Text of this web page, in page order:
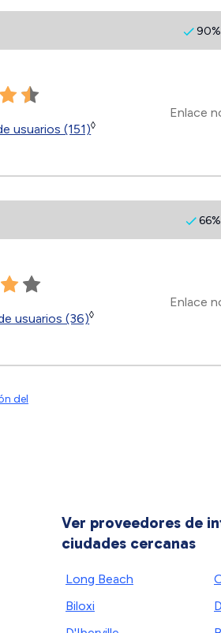
usuarios (151)◊
Enlace
usuarios (36)◊
Enlace
del
Ver proveedores de
ciudades cercanas
Long Beach
Biloxi